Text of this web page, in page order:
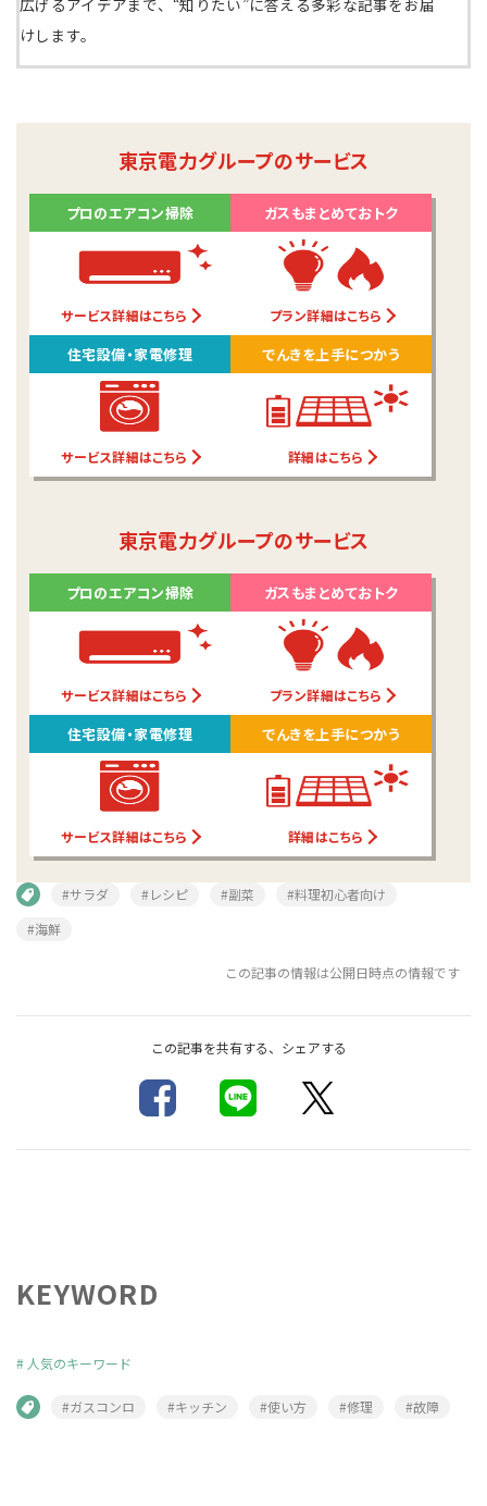
広げるアイデアまで、“知りたい”に答える多彩な記事をお届
けします。
東京電力グループのサービス
プロのエアコン掃除
サービス詳細はこちら
ガスもまとめておトク
プラン詳細はこちら
住宅設備・家電修理
サービス詳細はこちら
でんきを上手につかう
詳細はこちら
東京電力グループのサービス
プロのエアコン掃除
サービス詳細はこちら
ガスもまとめておトク
プラン詳細はこちら
住宅設備・家電修理
サービス詳細はこちら
でんきを上手につかう
詳細はこちら
#サラダ #レシピ #副菜
#料理初心者向け
#海鮮
この記事の情報は公開日時点の情報です
この記事を共有する、シェアする
KEYWORD
# 人気のキーワード
#ガスコンロ #キッチン #使い方 #修理 #故障